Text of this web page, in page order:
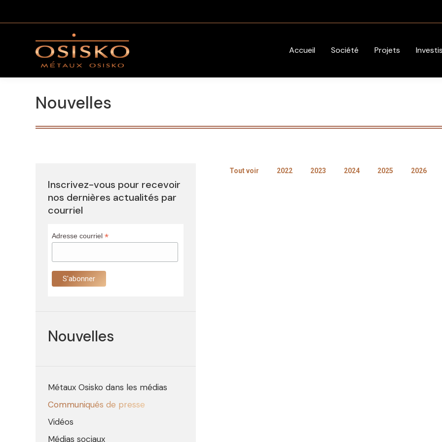
Accueil Société Projets
Nouvelles
Tout voir 2022 2023 2024 2025 2026
Inscrivez-vous pour recevoir
nos dernières actualités par
courriel
Adresse courriel*
Nouvelles
Métaux Osisko dans les médias
Communiqués de presse
Vidéos
Médias sociaux